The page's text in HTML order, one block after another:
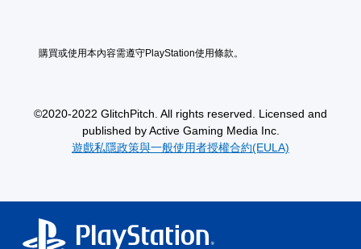
購買或使用本內容需遵守PlayStation使用條款。
©2020-2022 GlitchPitch. All rights reserved. Licensed and
published by Active Gaming Media Inc.
遊戲私隱政策與一般使用者授權合約(EULA)